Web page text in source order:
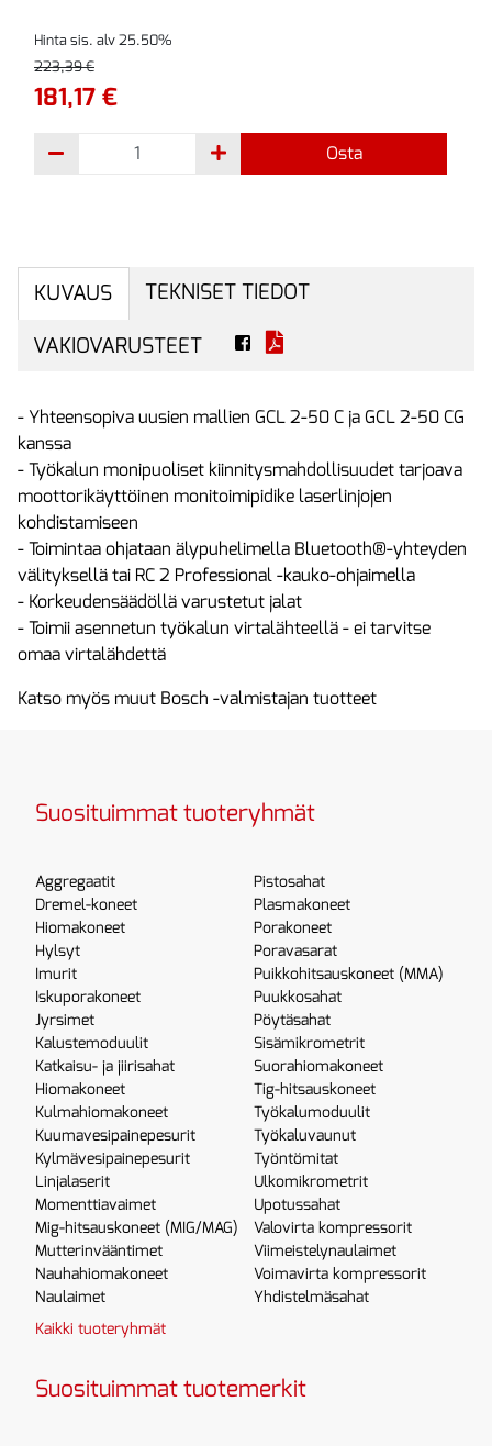
Hinta sis. alv 25.50%
223,39 €
181,17 €
Osta
KUVAUS
TEKNISET TIEDOT
VAKIOVARUSTEET
- Yhteensopiva uusien mallien GCL 2-50 C ja GCL 2-50 CG
kanssa
- Työkalun monipuoliset kiinnitysmahdollisuudet tarjoava
moottorikäyttöinen monitoimipidike laserlinjojen
kohdistamiseen
- Toimintaa ohjataan älypuhelimella Bluetooth®-yhteyden
välityksellä tai RC 2 Professional -kauko-ohjaimella
- Korkeudensäädöllä varustetut jalat
- Toimii asennetun työkalun virtalähteellä - ei tarvitse
omaa virtalähdettä
Katso myös muut Bosch -valmistajan tuotteet
Suosituimmat tuoteryhmät
Aggregaatit
Dremel-koneet
Hiomakoneet
Hylsyt
Imurit
Iskuporakoneet
Jyrsimet
Kalustemoduulit
Katkaisu- ja jiirisahat
Hiomakoneet
Kulmahiomakoneet
Kuumavesipainepesurit
Kylmävesipainepesurit
Linjalaserit
Momenttiavaimet
Mig-hitsauskoneet (MIG/MAG)
Mutterinvääntimet
Nauhahiomakoneet
Naulaimet
Pistosahat
Plasmakoneet
Porakoneet
Poravasarat
Puikkohitsauskoneet (MMA)
Puukkosahat
Pöytäsahat
Sisämikrometrit
Suorahiomakoneet
Tig-hitsauskoneet
Työkalumoduulit
Työkaluvaunut
Työntömitat
Ulkomikrometrit
Upotussahat
Valovirta kompressorit
Viimeistelynaulaimet
Voimavirta kompressorit
Yhdistelmäsahat
Kaikki tuoteryhmät
Suosituimmat tuotemerkit